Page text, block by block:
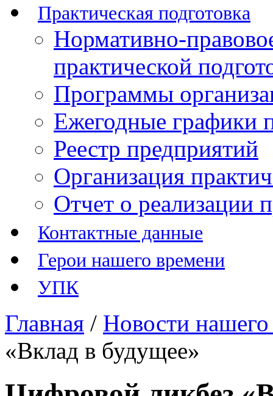
Практическая подготовка
Нормативно-
практической
Программы
Ежегодные графики
Реестр предприятий
Организация
Отчет о реализации
Контактные данные
Герои нашего времени
УПК
Главная / Новости
«Вклад в будущее»